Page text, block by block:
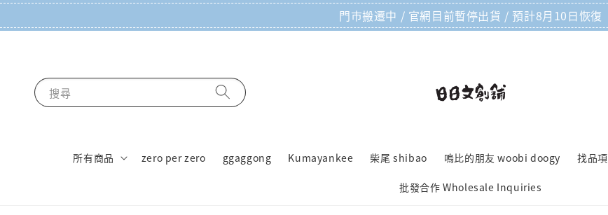
門市搬遷中 / 官網目前暫停出貨 / 預計8月10日恢復
搜尋
所有商品 zero per zero ggaggong Kumayankee 柴尾 shibao 嗚比的朋友 woobi doogy 找品項
批發合作 Wholesale Inquiries